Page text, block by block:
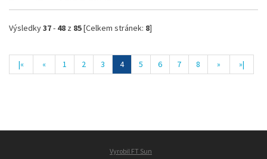
Výsledky37- 48 z 85[Celkem stránek: 8]
|« « 1 2 3 4 5 6 7 8 » »|
Vyrobil FT Sun